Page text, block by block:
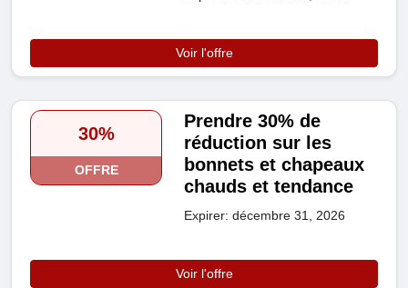
Voir l'offre
30%
OFFRE
Prendre 30% de
réduction sur les
bonnets et chapeaux
chauds et tendance
Expirer: décembre 31, 2026
Voir l'offre